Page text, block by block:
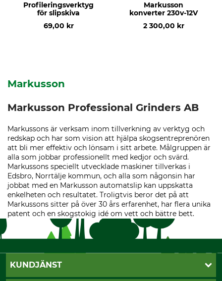
Profileringsverktyg
för slipskiva
69,00 kr
Markusson
konverter 230v-12V
2 300,00 kr
Markusson
Markusson Professional Grinders AB
Markussons är verksam inom tillverkning av verktyg och
redskap och har som vision att hjälpa skogsentreprenören
att bli mer effektiv och lönsam i sitt arbete. Målgruppen är
alla som jobbar professionellt med kedjor och svärd.
Markussons speciellt utvecklade maskiner tillverkas i
Edsbro, Norrtälje kommun, och alla som någonsin har
jobbat med en Markusson automatslip kan uppskatta
enkelheten och resultatet. Troligtvis beror det på att
Markussons sitter på över 30 års erfarenhet, har flera unika
patent och en skogstokig idé om vett och bättre bett.
KUNDJÄNST